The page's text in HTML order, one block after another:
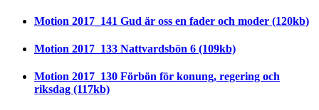
Motion 2017_141 Gud är oss en fader och moder (120kb)
Motion 2017_133 Nattvardsbön 6 (109kb)
Motion 2017_130 Förbön för konung, regering och
riksdag (117kb)